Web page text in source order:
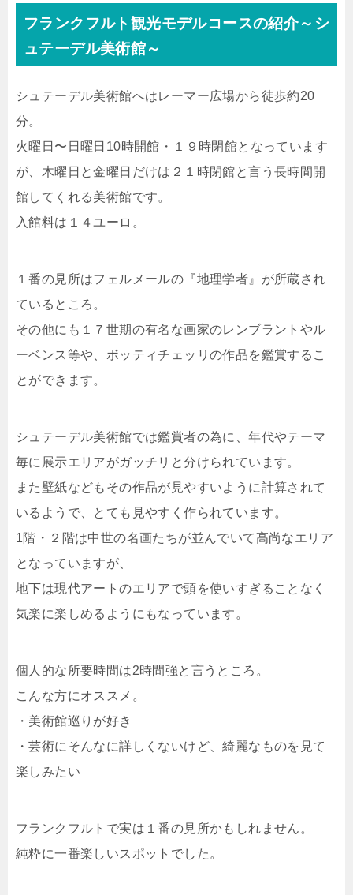
フランクフルト観光モデルコースの紹介～シ
ュテーデル美術館～
シュテーデル美術館へはレーマー広場から徒歩約20
分。
火曜日〜日曜日10時開館・１９時閉館となっています
が、木曜日と金曜日だけは２１時閉館と言う長時間開
館してくれる美術館です。
入館料は１４ユーロ。
１番の見所はフェルメールの『地理学者』が所蔵され
ているところ。
その他にも１７世期の有名な画家のレンブラントやル
ーベンス等や、ボッティチェッリの作品を鑑賞するこ
とができます。
シュテーデル美術館では鑑賞者の為に、年代やテーマ
毎に展示エリアがガッチリと分けられています。
また壁紙などもその作品が見やすいように計算されて
いるようで、とても見やすく作られています。
1階・２階は中世の名画たちが並んでいて高尚なエリア
となっていますが、
地下は現代アートのエリアで頭を使いすぎることなく
気楽に楽しめるようにもなっています。
個人的な所要時間は2時間強と言うところ。
こんな方にオススメ。
・美術館巡りが好き
・芸術にそんなに詳しくないけど、綺麗なものを見て
楽しみたい
フランクフルトで実は１番の見所かもしれません。
純粋に一番楽しいスポットでした。